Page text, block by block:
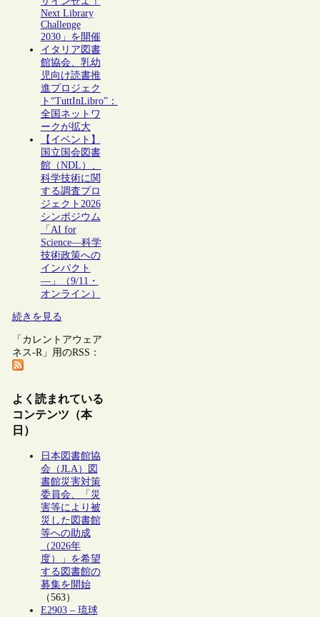
Next Library
Challenge
2030」を開催
イタリア図書
館協会、乳幼
児向け読書推
進プロジェク
ト“TuttInLibro”：
全国ネットワ
ークが拡大
【イベント】
国立国会図書
館（NDL）、
科学技術に関
する調査プロ
ジェクト2026
シンポジウム
「AI for
Science―科学
技術政策への
インパクト
―」（9/11・
オンライン）
続きを見る
「カレントアウェア
ネス-R」用のRSS：
よく読まれている
コンテンツ（本
日）
日本図書館協
会（JLA）図
書館災害対策
委員会、「災
害等により被
災した図書館
等への助成
（2026年
度）」を希望
する図書館の
募集を開始
（563）
E2903 – 琉球